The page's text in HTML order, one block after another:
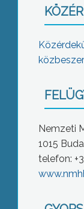
Nemzeti
1015
telefon: